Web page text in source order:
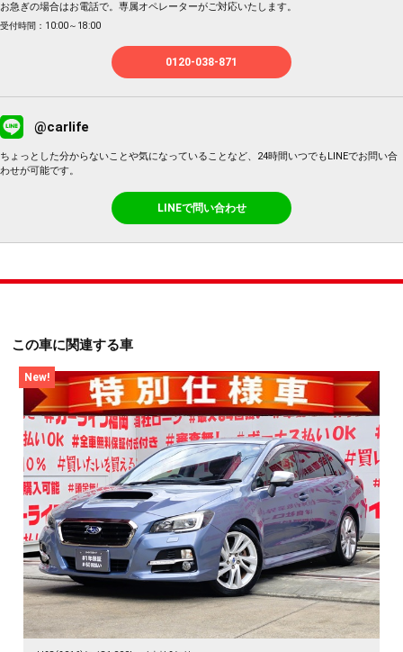
お急ぎの場合はお電話で。専属オペレーターがご対応いたします。
受付時間：10:00～18:00
0120-038-871
@carlife
ちょっとした分からないことや気になっていることなど、24時間いつでもLINEでお問い合
わせが可能です。
LINEで問い合わせ
この車に関連する車
New!